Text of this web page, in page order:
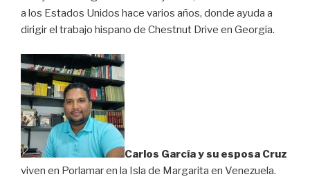
a los Estados Unidos hace varios años, donde ayuda a
dirigir el trabajo hispano de Chestnut Drive en Georgia.
Carlos García y su esposa Cruz
viven en Porlamar en la Isla de Margarita en Venezuela.